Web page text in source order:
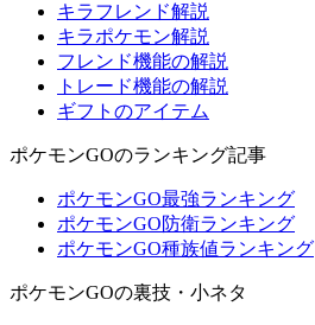
キラフレンド解説
キラポケモン解説
フレンド機能の解説
トレード機能の解説
ギフトのアイテム
ポケモンGOのランキング記事
ポケモンGO最強ランキング
ポケモンGO防衛ランキング
ポケモンGO種族値ランキング
ポケモンGOの裏技・小ネタ